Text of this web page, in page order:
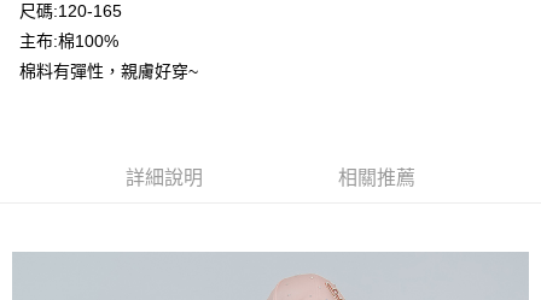
全家付款取貨
每筆NT$80，滿NT$2,000(含以上)免運費
付款後7-11取貨
每筆NT$80，滿NT$2,000(含以上)免運費
尺碼:120-165
主布:棉100%
棉料有彈性，親膚好穿~
詳細說明 相關推薦